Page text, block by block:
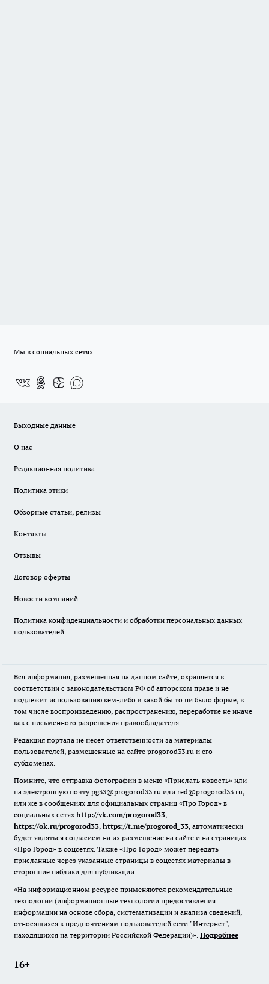
Мы в социальных сетях
Выходные данные
О нас
Редакционная политика
Политика этики
Обзорные статьи, релизы
Контакты
Отзывы
Договор оферты
Новости компаний
Политика конфиденциальности и обработки персональных данных
пользователей
Вся информация, размещенная на данном сайте, охраняется в
соответствии с законодательством РФ об авторском праве и не
подлежит использованию кем-либо в какой бы то ни было форме, в
том числе воспроизведению, распространению, переработке не иначе
как с письменного разрешения правообладателя.
Редакция портала не несет ответственности за материалы
пользователей, размещенные на сайте progorod33.ru и его
субдоменах.
Помните, что отправка фотографии в меню «Прислать новость» или
на электронную почту pg33@progorod33.ru или red@progorod33.ru,
или же в сообщениях для официальных страниц «Про Город» в
социальных сетях http://vk.com/progorod33,
https://ok.ru/progorod33, https://t.me/progorod_33, автоматически
будет являться согласием на их размещение на сайте и на страницах
«Про Город» в соцсетях. Также «Про Город» может передать
присланные через указанные страницы в соцсетях материалы в
сторонние паблики для публикации.
«На информационном ресурсе применяются рекомендательные
технологии (информационные технологии предоставления
информации на основе сбора, систематизации и анализа сведений,
относящихся к предпочтениям пользователей сети "Интернет",
находящихся на территории Российской Федерации)». Подробнее
16+